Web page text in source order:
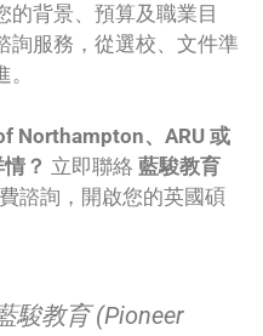
的背景、預算及職業目
詢服務，從選校、文件準
Northampton、ARU 或
？ 立即聯絡 藍駿教育
諮詢，開啟您的英國碩
駿教育 (Pioneer